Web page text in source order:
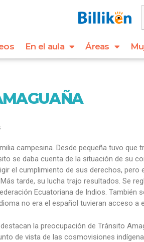
En el aula Áreas
campesina. Desde pequeña tuvo que
se daba cuenta de la situación de su
el cumplimiento de sus derechos,
tarde, su lucha trajo resultados. Se
Ecuatoriana de Indios. También
no era el español tuvieran acceso a
la preocupación de Tránsito
de vista de las cosmovisiones